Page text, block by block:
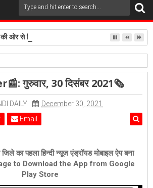
ओर से स्विमिंग पुल सुविधा हो- शेरी लुंड
📰E-Paper📰: गुरुवार, 30 दिसंबर 2021🗞
गुरुवार, 30 दिसंबर 2021🗞
DAILY
December 30, 2021
Email
का पहला हिन्दी न्यूज एंड्रॉयड मोबाइल ऐप बना
to Download the App from Google
Play Store